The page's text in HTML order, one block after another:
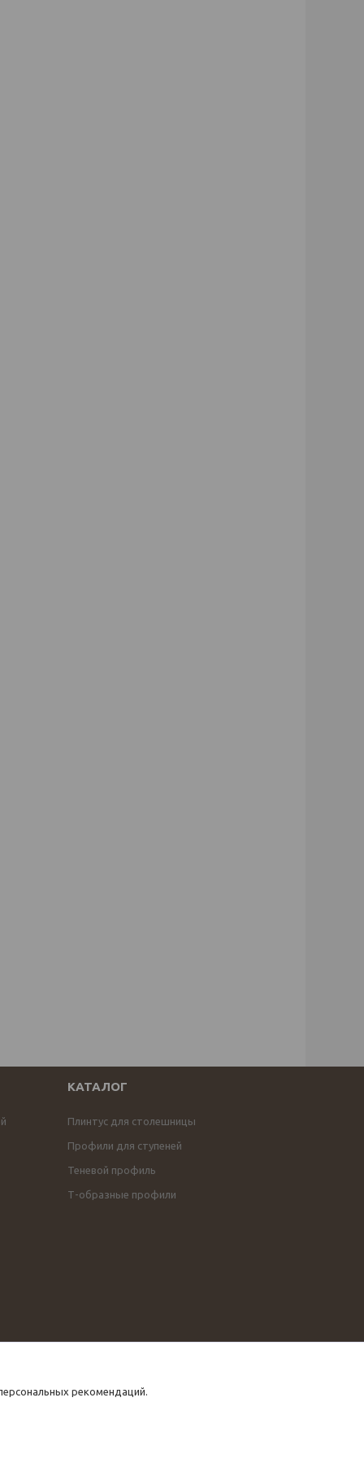
КАТАЛОГ
Плинтус для столешницы
Профили для ступеней
Теневой профиль
Т-образные профили
рекомендаций.